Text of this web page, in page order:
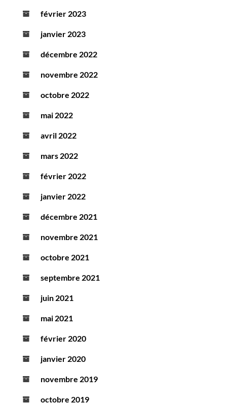
février 2023
janvier 2023
décembre 2022
novembre 2022
octobre 2022
mai 2022
avril 2022
mars 2022
février 2022
janvier 2022
décembre 2021
novembre 2021
octobre 2021
septembre 2021
juin 2021
mai 2021
février 2020
janvier 2020
novembre 2019
octobre 2019